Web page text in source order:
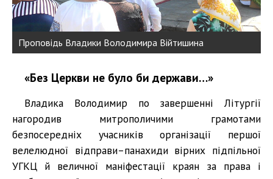
Проповідь Владики Володимира Війтишина
«Без Церкви не було би держави…»
Владика Володимир по завершенні Літургії
нагородив митрополичими грамотами
безпосередніх учасників організації першої
велелюдної відправи–панахиди вірних підпільної
УГКЦ й величної маніфестації краян за права і